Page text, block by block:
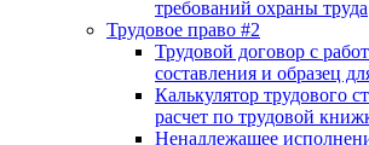
требований охраны труда
Трудовое право #2
Трудовой договор с
составления и образец
Калькулятор трудового
расчет по трудовой
Ненадлежащее